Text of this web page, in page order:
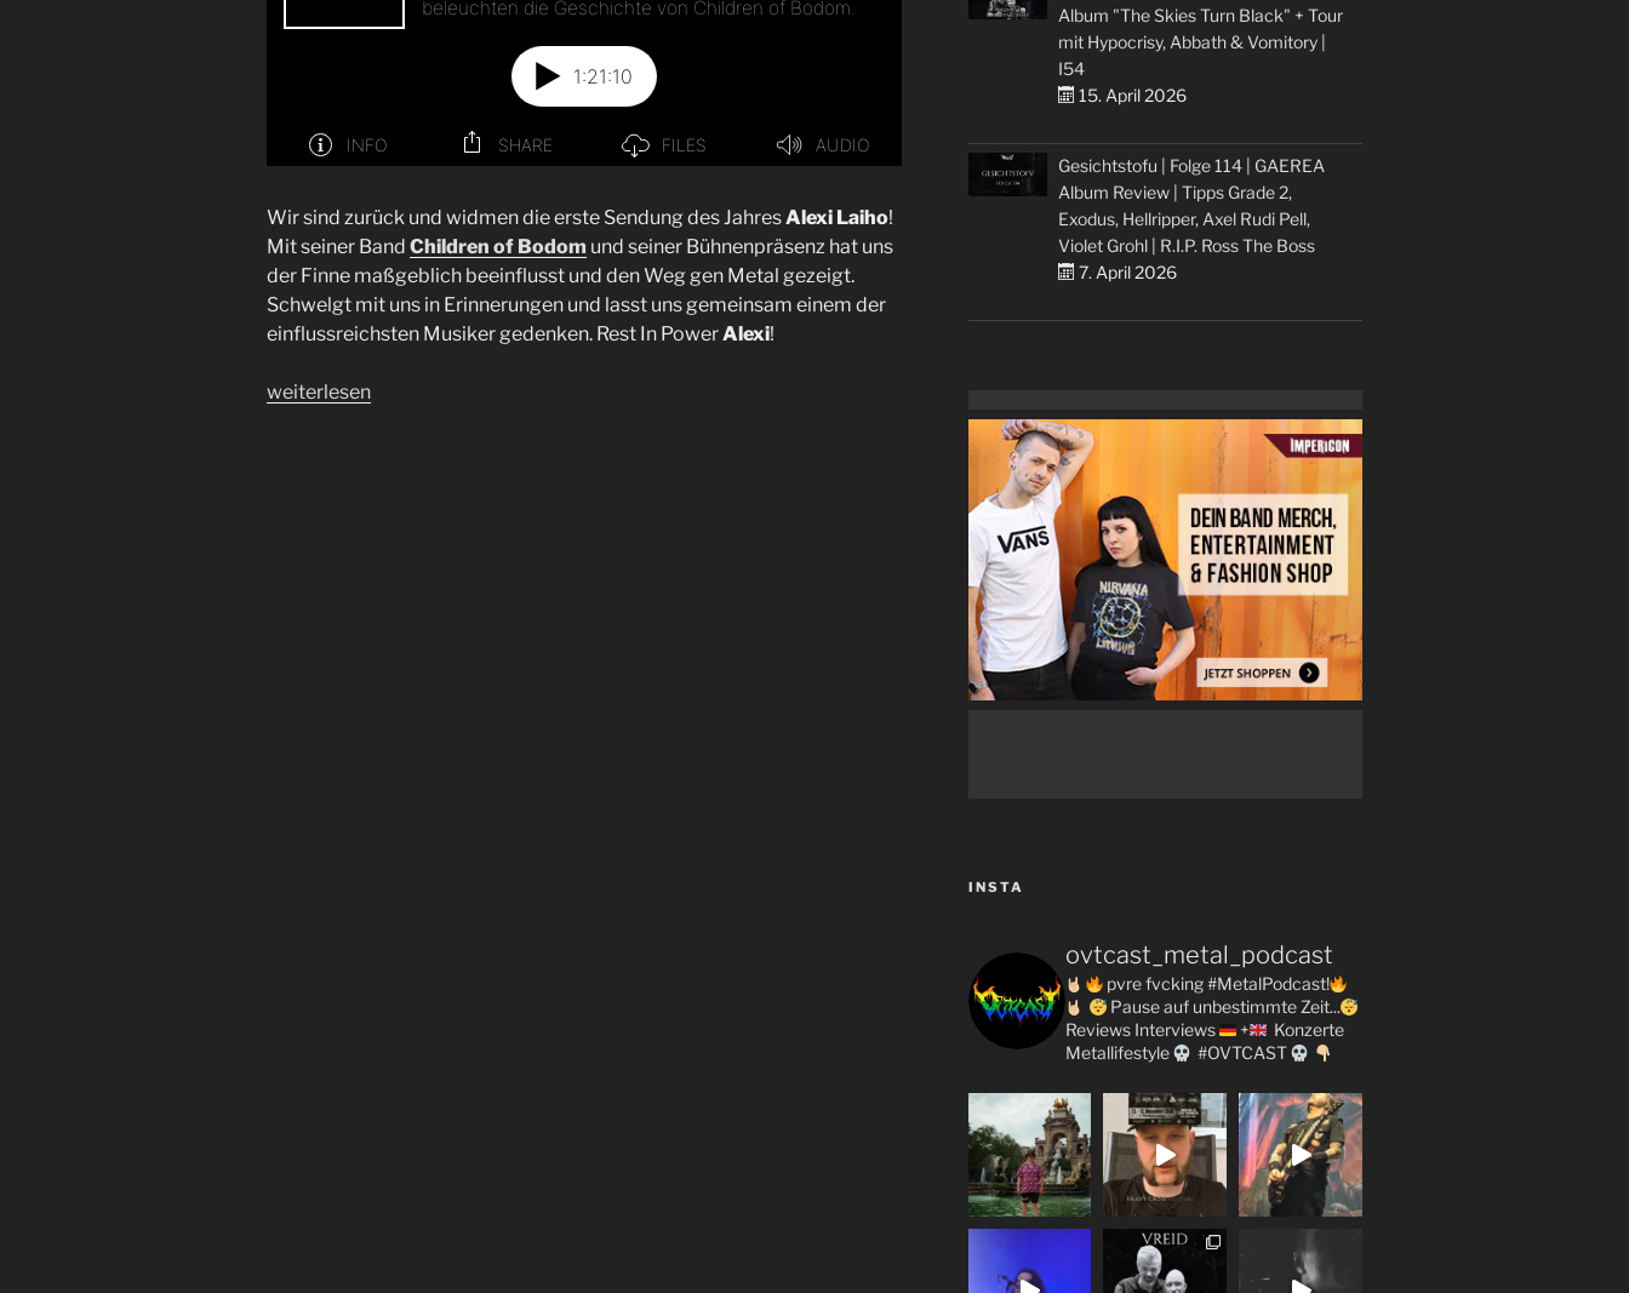
Wir sind zurück und widmen die erste Sendung des JahresAlexi Laiho!
Mit seiner Band Children of Bodom und seiner Bühnenpräsenz hat uns
der Finne maßgeblich beeinflusst und den Weg gen Metal gezeigt.
Schwelgt mit uns in Erinnerungen und lasst uns gemeinsam einem der
einflussreichsten Musiker gedenken. Rest In PowerAlexi!
„Folge
weiterlesen
Album "The Skies Turn Black" + Tour
mit Hypocrisy, Abbath & Vomitory |
I54
15. April 2026
Gesichtstofu | Folge 114 | GAEREA
Album Review | Tipps Grade 2,
Exodus, Hellripper, Axel Rudi Pell,
Violet Grohl | R.I.P. Ross The Boss
7. April 2026
INSTA
ovtcast_metal_podcast
pvre fvcking #MetalPodcast!
Pause auf unbestimmte Zeit...
Reviews Interviews +
Konzerte
Metallifestyle
#OVTCAST